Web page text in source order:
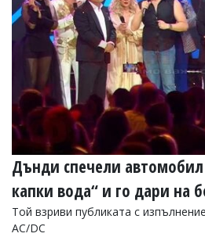
Дънди спечели
капки вода“ и го дари на
Той взриви публиката с
AC/DC